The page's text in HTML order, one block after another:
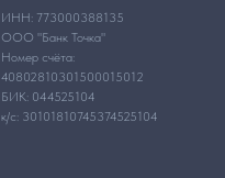
ИНН: 773000388135
ООО "Банк Точка"
Номер счёта:
40802810301500015012
БИК: 044525104
к/с: 30101810745374525104